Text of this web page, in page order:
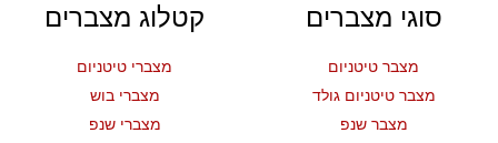
סוגי מצברים
מצבר טיטניום
מצבר טיטניום גולד
מצבר שנפ
קטלוג מצברים
מצברי טיטניום
מצברי בוש
מצברי שנפ